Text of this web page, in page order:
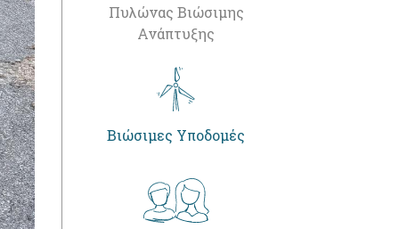
Πυλώνας Βιώσιμης
Ανάπτυξης
Βιώσιμες Υποδομές